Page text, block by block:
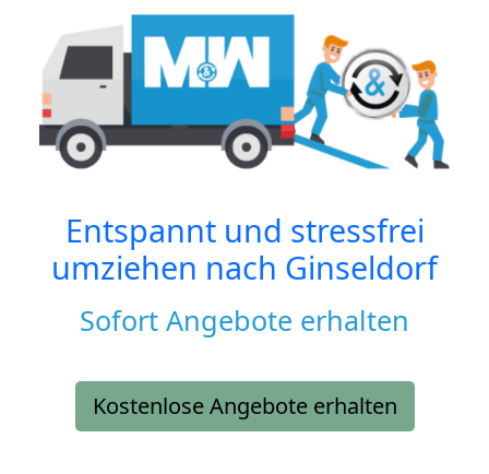
Entspannt und stressfrei
umziehen nach Ginseldorf
Sofort Angebote erhalten
Kostenlose Angebote erhalten